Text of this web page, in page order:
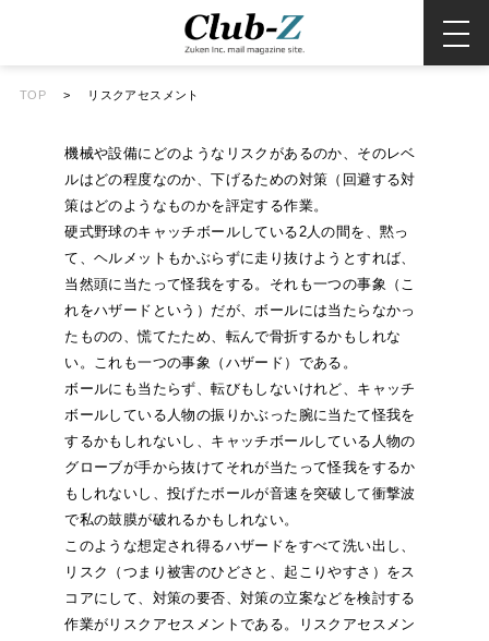
TOP > リスクアセスメント
機械や設備にどのようなリスクがあるのか、そのレベ
ルはどの程度なのか、下げるための対策（回避する対
策はどのようなものかを評定する作業。
硬式野球のキャッチボールしている2人の間を、黙っ
て、ヘルメットもかぶらずに走り抜けようとすれば、
当然頭に当たって怪我をする。それも一つの事象（こ
れをハザードという）だが、ボールには当たらなかっ
たものの、慌てたため、転んで骨折するかもしれな
い。これも一つの事象（ハザード）である。
ボールにも当たらず、転びもしないけれど、キャッチ
ボールしている人物の振りかぶった腕に当たて怪我を
するかもしれないし、キャッチボールしている人物の
グローブが手から抜けてそれが当たって怪我をするか
もしれないし、投げたボールが音速を突破して衝撃波
で私の鼓膜が破れるかもしれない。
このような想定され得るハザードをすべて洗い出し、
リスク（つまり被害のひどさと、起こりやすさ）をス
コアにして、対策の要否、対策の立案などを検討する
作業がリスクアセスメントである。リスクアセスメン